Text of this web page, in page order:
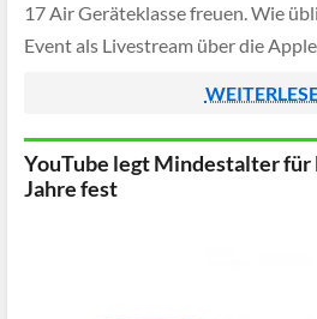
17 Air Geräteklasse freuen. Wie
Event als Livestream über die
YouTube legt Mindestalter für
Jahre fest